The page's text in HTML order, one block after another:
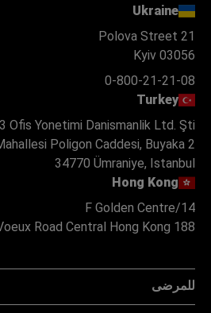
Ukraine
Polova Street 21
Kyiv 03056
0-800-21-21-08
Turkey
Ofis Yonetimi Danismanlik Ltd. Şti.
Poligon Caddesi, Buyaka 2
34770 Ümraniye, Istanbul
Hong Kong
14/F Golden Centre
188 Des Voeux Road Central Hong Kong
للمرضى